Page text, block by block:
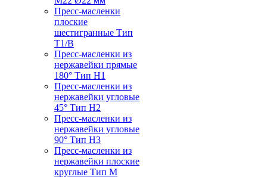
Пресс-масленки
плоские
шестигранные Тип
T1/B
Пресс-масленки из
нержавейки прямые
180° Тип H1
Пресс-масленки из
нержавейки угловые
45° Тип H2
Пресс-масленки из
нержавейки угловые
90° Тип H3
Пресс-масленки из
нержавейки плоские
круглые Тип M